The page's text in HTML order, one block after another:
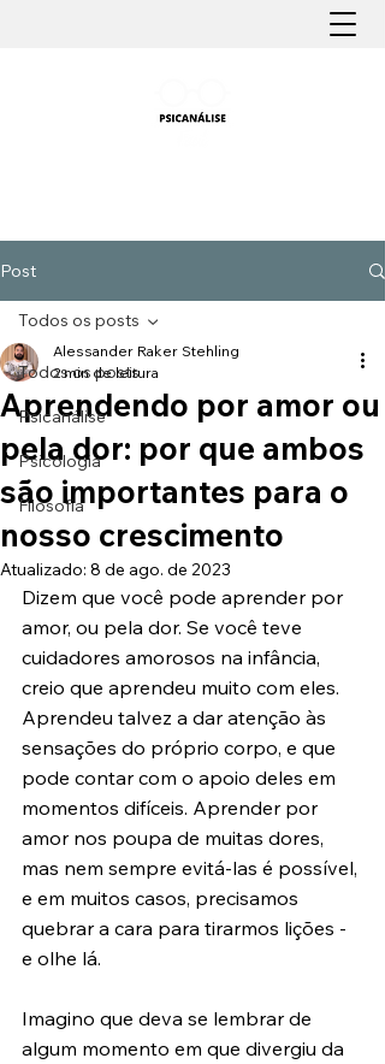
Post
Todos os posts
Psicanálise
Psicologia
Filosofia
Todos os posts
Aprendendo por amor ou
pela dor: por que ambos
são importantes para o
nosso crescimento
Alessander Raker Stehling
2 min de leitura
Atualizado: 8 de ago. de 2023
Dizem que você pode aprender por
amor, ou pela dor. Se você teve
cuidadores amorosos na infância,
creio que aprendeu muito com eles.
Aprendeu talvez a dar atenção às
sensações do próprio corpo, e que
pode contar com o apoio deles em
momentos difíceis. Aprender por
amor nos poupa de muitas dores,
mas nem sempre evitá-las é possível,
e em muitos casos, precisamos
quebrar a cara para tirarmos lições -
e olhe lá.
Imagino que deva se lembrar de
algum momento em que divergiu da